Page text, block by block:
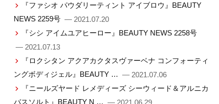
『ファシオ パウダリーティント アイブロウ』BEAUTY
NEWS 2259号 — 2021.07.20
『シシ アイムユアヒーロー』BEAUTY NEWS 2258号
— 2021.07.13
『ロクシタン アクアカクタスヴァーベナ コンフォーティ
ングボディジェル』BEAUTY … — 2021.07.06
『ニールズヤード レメディーズ シーウィード＆アルニカ
バスソルト』BEAUTY N … — 2021.06.29